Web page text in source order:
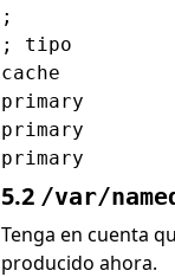
;
; tipo
cache
primary
primary
5.2 /var/
Tenga en cuenta
producido ahora.